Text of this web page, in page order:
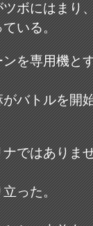
ボにはまり
いる。
を専用機と
バトルを開
ナではあり
った。